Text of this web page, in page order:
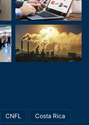
CNFL Costa Rica